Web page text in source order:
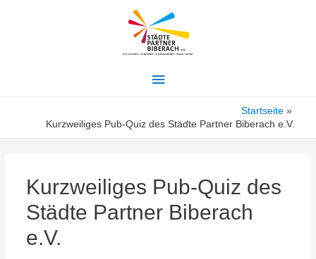
Hauptmenü
Startseite
Kurzweiliges Pub-Quiz des Städte Partner Biberach e.V.
Kurzweiliges Pub-Quiz des
Städte Partner Biberach
e.V.